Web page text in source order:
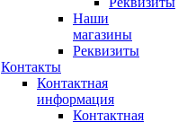
Наши
магазины
Реквизиты
Контакты
Контактная
информация
Контактная